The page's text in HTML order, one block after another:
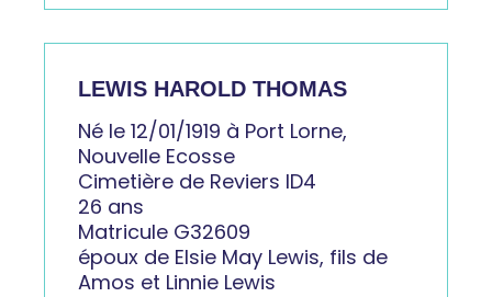
LEWIS HAROLD THOMAS
Né le 12/01/1919 à Port Lorne,
Nouvelle Ecosse
Cimetière de Reviers ID4
26 ans
Matricule G32609
époux de Elsie May Lewis, fils de
Amos et Linnie Lewis